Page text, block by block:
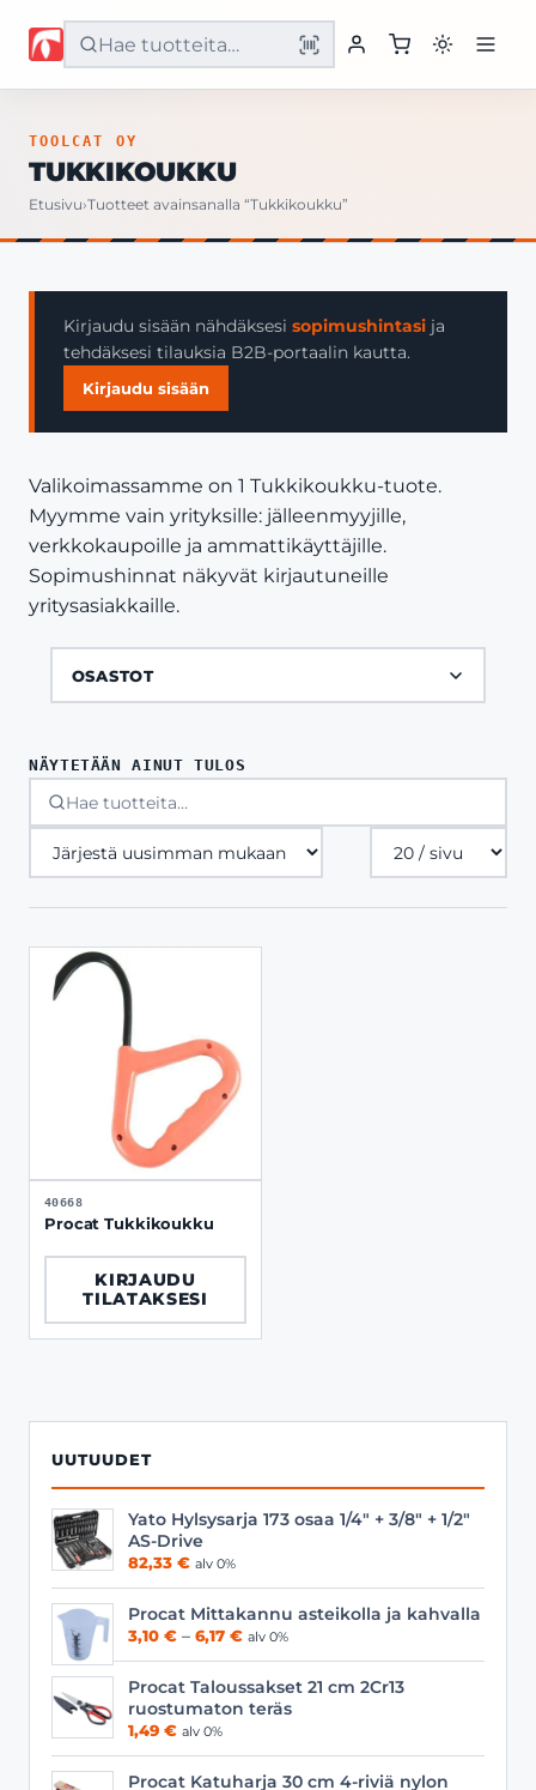
Etusivu
Yritys
Yhteystiedot
TOOLCAT OY
TUKKIKOUKKU
Etusivu›Tuotteet avainsanalla “Tukkikoukku”
Kirjaudu sisään nähdäksesi sopimushintasi ja
tehdäksesi tilauksia B2B-portaalin kautta.
Kirjaudu sisään
Valikoimassamme on 1 Tukkikoukku-tuote.
Myymme vain yrityksille: jälleenmyyjille,
verkkokaupoille ja ammattikäyttäjille.
Sopimushinnat näkyvät kirjautuneille
yritysasiakkaille.
OSASTOT
UUTUUDET
Yato Hylsysarja 173 osaa 1/4" + 3/8" + 1/2"
AS-Drive
82,33 € alv 0%
Procat Mittakannu asteikolla ja kahvalla
3,10 € – 6,17 €Hintaluokka:
6,17 €
alv 0%
Procat Taloussakset 21 cm 2Cr13
ruostumaton teräs
1,49 € alv 0%
Procat Katuharja 30 cm 4-riviä nylon
NÄYTETÄÄN AINUT TULOS
Tuotteita
sivulla
40668
Procat Tukkikoukku
KIRJAUDU
TILATAKSESI